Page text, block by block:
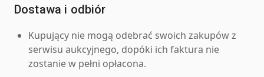
Dostawa i odbiór
Kupujący nie mogą odebrać swoich zakupów z
serwisu aukcyjnego, dopóki ich faktura nie
zostanie w pełni opłacona.